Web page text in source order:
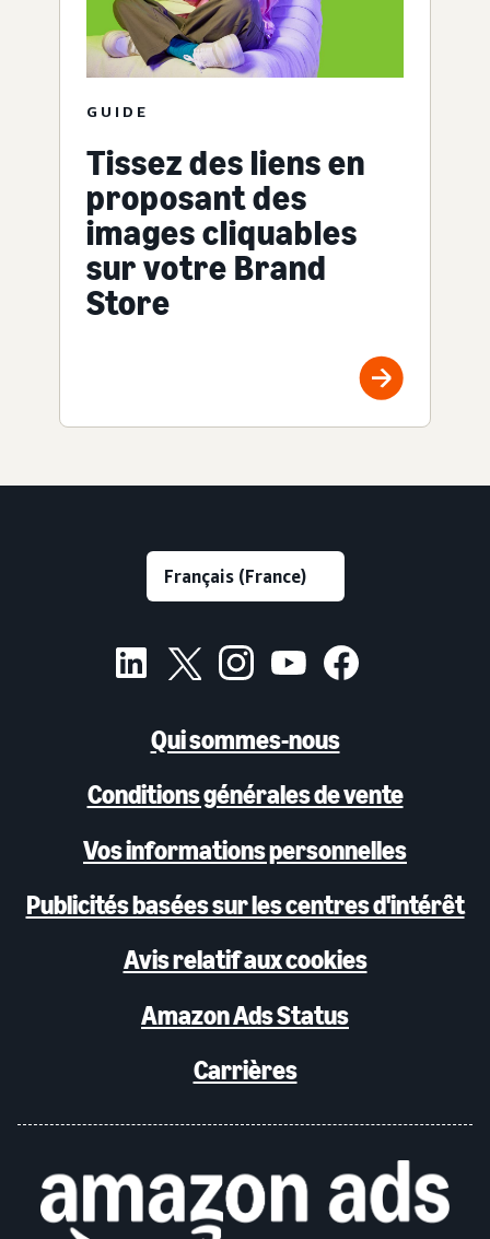
GUIDE
Tissez des liens en
proposant des
images cliquables
sur votre Brand
Store
Qui sommes-nous
Conditions générales de vente
Vos informations personnelles
Publicités basées sur les centres d'intérêt
Avis relatif aux cookies
Amazon Ads Status
Carrières